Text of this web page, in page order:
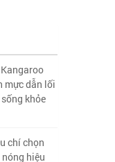
mực dẫn lối
khỏe
chí chọn
hiệu